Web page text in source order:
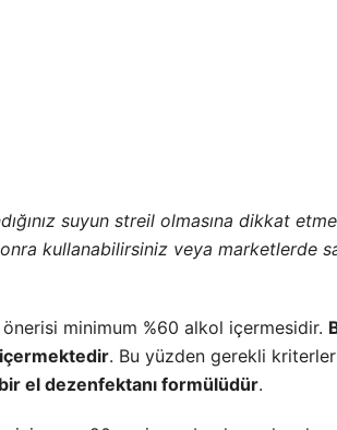
suyun streil olmasına dikkat
kullanabilirsiniz veya marketlerde
minimum %60 alkol içermesidir.
. Bu yüzden gerekli
el dezenfektanı formülüdür.